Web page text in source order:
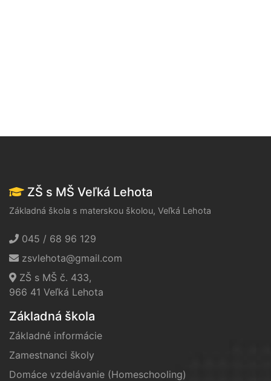
ZŠ s MŠ Veľká Lehota
Základná škola s materskou školou, Veľká Lehota
045 / 68 96 129
zsvlehota@gmail.com
ZŠ s MŠ č. 433,
966 41 Veľká Lehota
Základná škola
Základné informácie
Zamestnanci školy
Domáce vzdelávanie (Homeschooling)